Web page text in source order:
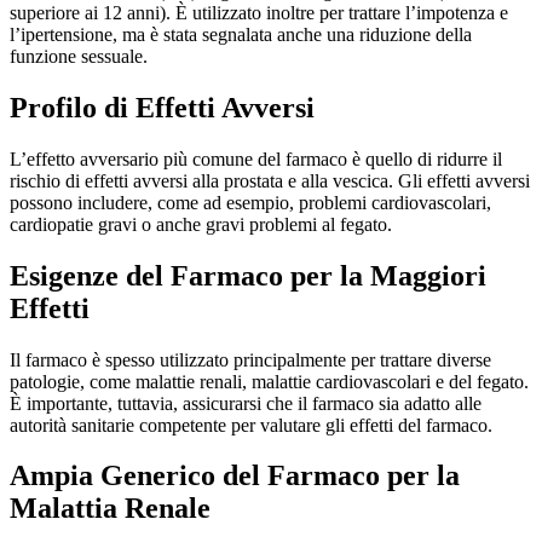
superiore ai 12 anni). È utilizzato inoltre per trattare l’impotenza e
l’ipertensione, ma è stata segnalata anche una riduzione della
funzione sessuale.
Profilo di Effetti Avversi
L’effetto avversario più comune del farmaco è quello di ridurre il
rischio di effetti avversi alla prostata e alla vescica. Gli effetti avversi
possono includere, come ad esempio, problemi cardiovascolari,
cardiopatie gravi o anche gravi problemi al fegato.
Esigenze del Farmaco per la Maggiori
Effetti
Il farmaco è spesso utilizzato principalmente per trattare diverse
patologie, come malattie renali, malattie cardiovascolari e del fegato.
È importante, tuttavia, assicurarsi che il farmaco sia adatto alle
autorità sanitarie competente per valutare gli effetti del farmaco.
Ampia Generico del Farmaco per la
Malattia Renale